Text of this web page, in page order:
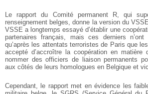
Le rapport du Comité permanent R, qui
renseignement belges, donne la version du
VSSE a longtemps essayé d’établir une
partenaires français, mais ces derniers
qu’après les attentats terroristes de Paris que
accepté d’accroître la coopération en matière
nommer des officiers de liaison permanents
aux côtés de leurs homologues en Belgique et
Cependant, le rapport met en évidence les